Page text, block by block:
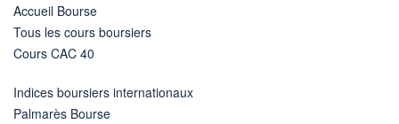
Accueil Bourse
Tous les cours boursiers
Cours CAC 40
Indices boursiers internationaux
Palmarès Bourse